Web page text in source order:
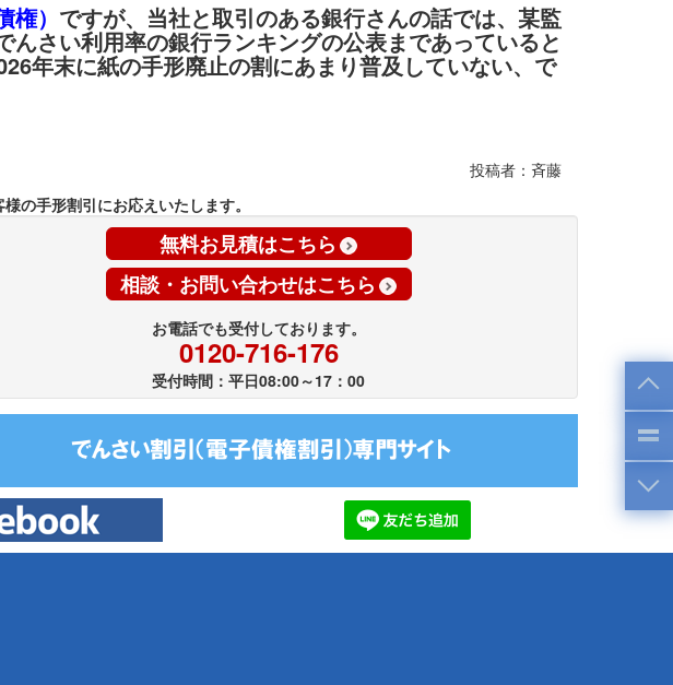
） ですが、当社と取引のある銀行さんの話では、某監
さい利用率の銀行ランキングの公表まであっていると
年末に紙の手形廃止の割にあまり普及していない、で
投稿者：斉藤
の手形割引にお応えいたします。
無料お見積はこちら
相談・お問い合わせはこちら
お電話でも受付しております。
0120-716-176
受付時間：平日08:00～17：00